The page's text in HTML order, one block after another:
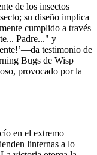
de los insectos
su diseño implica
cumplido a través
Padre..." y
testimonio de
Bugs de Wisp
provocado por la
en el extremo
linternas a lo